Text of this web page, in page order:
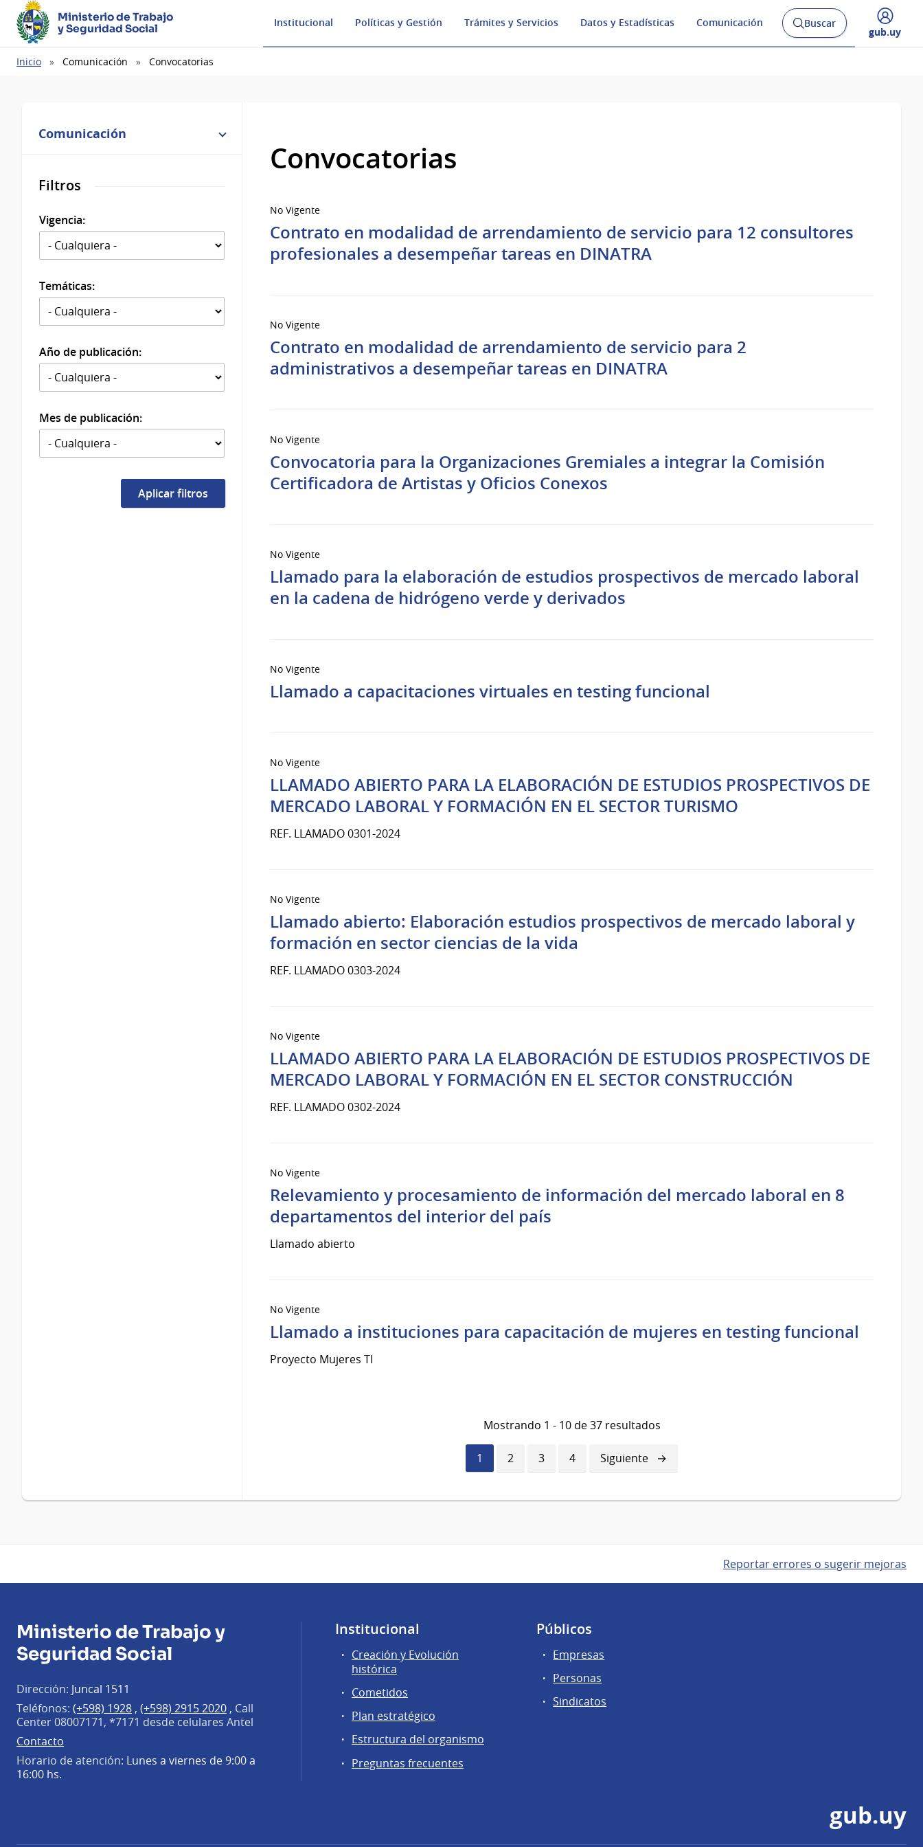
Ministerio de Trabajo
y Seguridad Social
Institucional Políticas y Gestión Trámites y Servicios Datos y Estadísticas Comunicación
Abrir
buscador
Buscar
Desplegar
gub.uy
Ruta
Inicio Comunicación Convocatorias
Comunicación
Filtros
Vigencia:
Temáticas:
Año de publicación:
Mes de publicación:
Convocatorias
No Vigente
Contrato en modalidad de arrendamiento de servicio para 12 consultores
profesionales a desempeñar tareas en DINATRA
No Vigente
Contrato en modalidad de arrendamiento de servicio para 2
administrativos a desempeñar tareas en DINATRA
No Vigente
Convocatoria para la Organizaciones Gremiales a integrar la Comisión
Certificadora de Artistas y Oficios Conexos
No Vigente
Llamado para la elaboración de estudios prospectivos de mercado laboral
en la cadena de hidrógeno verde y derivados
No Vigente
Llamado a capacitaciones virtuales en testing funcional
No Vigente
LLAMADO ABIERTO PARA LA ELABORACIÓN DE ESTUDIOS PROSPECTIVOS DE
MERCADO LABORAL Y FORMACIÓN EN EL SECTOR TURISMO
REF. LLAMADO 0301-2024
No Vigente
Llamado abierto: Elaboración estudios prospectivos de mercado laboral y
formación en sector ciencias de la vida
REF. LLAMADO 0303-2024
No Vigente
LLAMADO ABIERTO PARA LA ELABORACIÓN DE ESTUDIOS PROSPECTIVOS DE
MERCADO LABORAL Y FORMACIÓN EN EL SECTOR CONSTRUCCIÓN
REF. LLAMADO 0302-2024
No Vigente
Relevamiento y procesamiento de información del mercado laboral en 8
departamentos del interior del país
Llamado abierto
No Vigente
Llamado a instituciones para capacitación de mujeres en testing funcional
Proyecto Mujeres TI
Mostrando 1 - 10 de 37 resultados
Página
actual
1 Página
2 Página
3 Página
4
Siguiente
página
Siguiente
Reportar errores o sugerir mejoras
Ministerio de Trabajo y
Seguridad Social
Dirección: Juncal 1511
Teléfonos: (+598) 1928 , (+598) 2915 2020 , Call
Center 08007171, *7171 desde celulares Antel
Contacto
Horario de atención: Lunes a viernes de 9:00 a
16:00 hs.
Institucional
Creación y Evolución
histórica
Cometidos
Plan estratégico
Estructura del organismo
Preguntas frecuentes
Públicos
Empresas
Personas
Sindicatos
gub.uy